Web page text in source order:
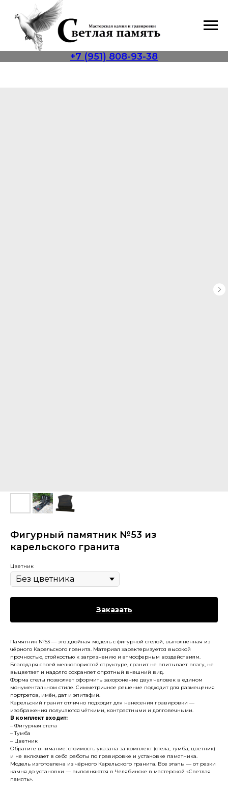
+7 (951) 808-93-38
Фигурный памятник №53 из
карельского гранита
Цветник
Заказать
Памятник №53 — это двойная модель с фигурной стелой, выполненная из
чёрного Карельского гранита. Материал характеризуется высокой
прочностью, стойкостью к загрязнению и атмосферным воздействиям.
Благодаря своей мелкопористой структуре, гранит не впитывает влагу, не
выцветает и надолго сохраняет опрятный внешний вид.
Форма стелы позволяет оформить захоронение двух человек в едином
монументальном стиле. Симметричное решение подходит для размещения
портретов, имён, дат и эпитафий.
Карельский гранит отлично подходит для нанесения гравировки —
изображения получаются чёткими, контрастными и долговечными.
В комплект входит:
– Фигурная стела
– Тумба
– Цветник
Обратите внимание: стоимость указана за комплект (стела, тумба, цветник)
и не включает в себя работы по гравировке и установке памятника.
Модель изготовлена из чёрного Карельского гранита. Все этапы — от резки
камня до установки — выполняются в Челябинске в мастерской «Светлая
память».